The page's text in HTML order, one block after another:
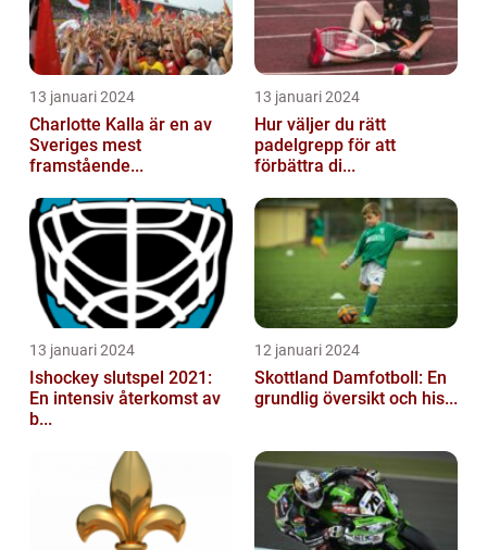
13 januari 2024
Charlotte Kalla är en av
Sveriges mest
framstående...
13 januari 2024
Hur väljer du rätt
padelgrepp för att
förbättra di...
13 januari 2024
Ishockey slutspel 2021:
En intensiv återkomst av
b...
12 januari 2024
Skottland Damfotboll: En
grundlig översikt och his...